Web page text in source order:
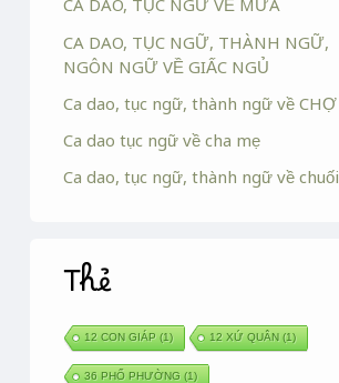
CA DAO, TỤC NGỮ VỀ MƯA
CA DAO, TỤC NGỮ, THÀNH NGỮ,
NGÔN NGỮ VỀ GIẤC NGỦ
Ca dao, tục ngữ, thành ngữ về CHỢ
Ca dao tục ngữ về cha mẹ
Ca dao, tục ngữ, thành ngữ về chuối
Thẻ
12 CON GIÁP (1) 12 XỨ QUÂN (1)
36 PHỐ PHƯỜNG (1)